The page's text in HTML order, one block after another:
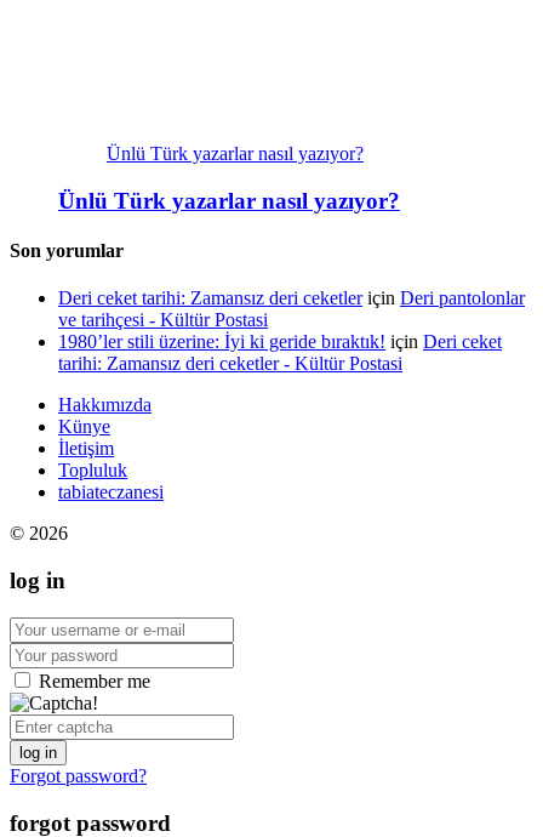
Ünlü Türk yazarlar nasıl yazıyor?
Ünlü Türk yazarlar nasıl yazıyor?
Son yorumlar
Deri ceket tarihi: Zamansız deri ceketleriçin Deri pantolonlar
ve tarihçesi - Kültür Postasi
1980’ler stili üzerine: İyi ki geride bıraktık! için Deri ceket
tarihi: Zamansız deri ceketler - Kültür Postasi
Hakkımızda
Künye
İletişim
Topluluk
tabiateczanesi
© 2026
log in
Remember me
log in
Forgot password?
forgot password